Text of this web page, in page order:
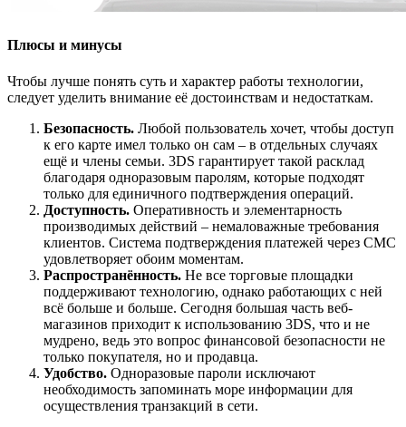
Плюсы и минусы
Чтобы лучше понять суть и характер работы технологии,
следует уделить внимание её достоинствам и недостаткам.
Безопасность. Любой пользователь хочет, чтобы доступ
к его карте имел только он сам – в отдельных случаях
ещё и члены семьи. 3DS гарантирует такой расклад
благодаря одноразовым паролям, которые подходят
только для единичного подтверждения операций.
Доступность. Оперативность и элементарность
производимых действий – немаловажные требования
клиентов. Система подтверждения платежей через СМС
удовлетворяет обоим моментам.
Распространённость. Не все торговые площадки
поддерживают технологию, однако работающих с ней
всё больше и больше. Сегодня большая часть веб-
магазинов приходит к использованию 3DS, что и не
мудрено, ведь это вопрос финансовой безопасности не
только покупателя, но и продавца.
Удобство. Одноразовые пароли исключают
необходимость запоминать море информации для
осуществления транзакций в сети.